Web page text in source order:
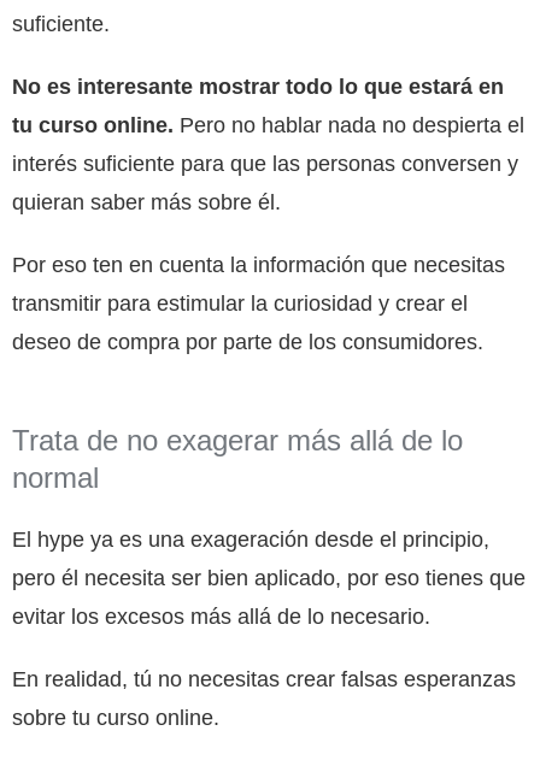
suficiente.
No es interesante mostrar todo lo que estará en
tu curso online. Pero no hablar nada no despierta el
interés suficiente para que las personas conversen y
quieran saber más sobre él.
Por eso ten en cuenta la información que necesitas
transmitir para estimular la curiosidad y crear el
deseo de compra por parte de los consumidores.
Trata de no exagerar más allá de lo
normal
El hype ya es una exageración desde el principio,
pero él necesita ser bien aplicado, por eso tienes que
evitar los excesos más allá de lo necesario.
En realidad, tú no necesitas crear falsas esperanzas
sobre tu curso online.